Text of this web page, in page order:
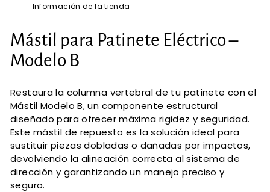
Información de la tienda
Mástil para Patinete Eléctrico –
Modelo B
Restaura la columna vertebral de tu patinete con el
Mástil Modelo B, un componente estructural
diseñado para ofrecer máxima rigidez y seguridad.
Este mástil de repuesto es la solución ideal para
sustituir piezas dobladas o dañadas por impactos,
devolviendo la alineación correcta al sistema de
dirección y garantizando un manejo preciso y
seguro.